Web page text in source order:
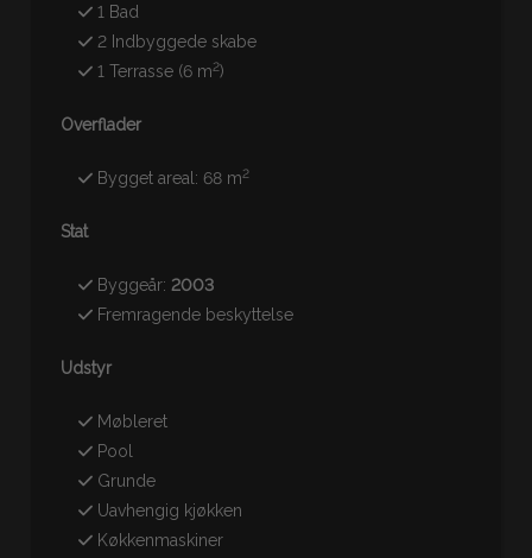
1 Bad
2 Indbyggede skabe
1 Terrasse (6 m2)
Overflader
Bygget areal: 68 m2
Stat
Byggeår: 2003
Fremragende beskyttelse
Udstyr
Møbleret
Pool
Grunde
Uavhengig kjøkken
Køkkenmaskiner